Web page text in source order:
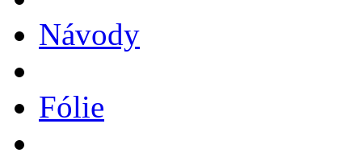
Návody
Fólie